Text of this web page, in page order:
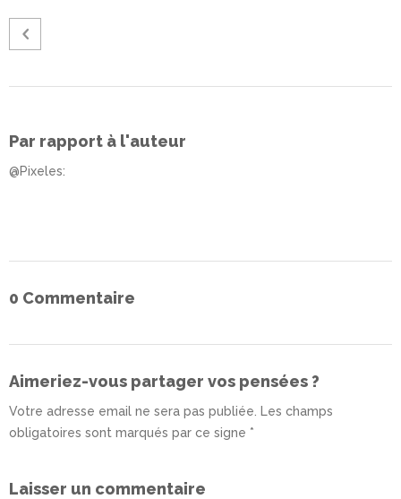
Par rapport à l'auteur
@Pixeles:
0 Commentaire
Aimeriez-vous partager vos pensées ?
Votre adresse email ne sera pas publiée. Les champs
obligatoires sont marqués par ce signe *
Laisser un commentaire